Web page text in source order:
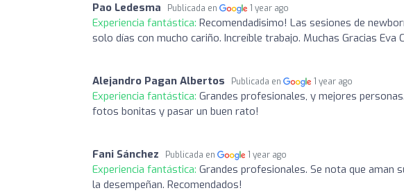
Pao Ledesma Publicada en 1 year ago
Experiencia fantástica: Recomendadisimo! Las sesiones de
solo días con mucho cariño. Increíble trabajo. Muchas Gracias Eva
Alejandro Pagan Albertos Publicada en 1 year ago
Experiencia fantástica: Grandes profesionales, y mejores
fotos bonitas y pasar un buen rato!
Fani Sánchez Publicada en 1 year ago
Experiencia fantástica: Grandes profesionales. Se nota que aman
la desempeñan. Recomendados!